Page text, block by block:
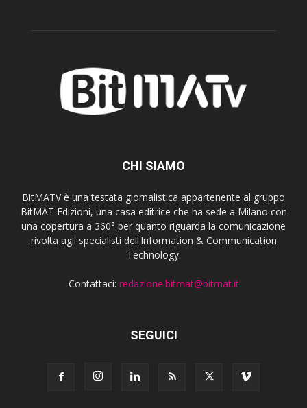
CHI SIAMO
BitMATV è una testata giornalistica appartenente al gruppo
BitMAT Edizioni, una casa editrice che ha sede a Milano con
una copertura a 360° per quanto riguarda la comunicazione
rivolta agli specialisti dell'lnformation & Communication
Technology.
Contattaci: redazione.bitmat@bitmat.it
SEGUICI